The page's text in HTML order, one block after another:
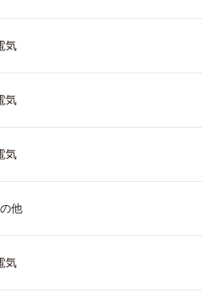
気
気
気
他
気